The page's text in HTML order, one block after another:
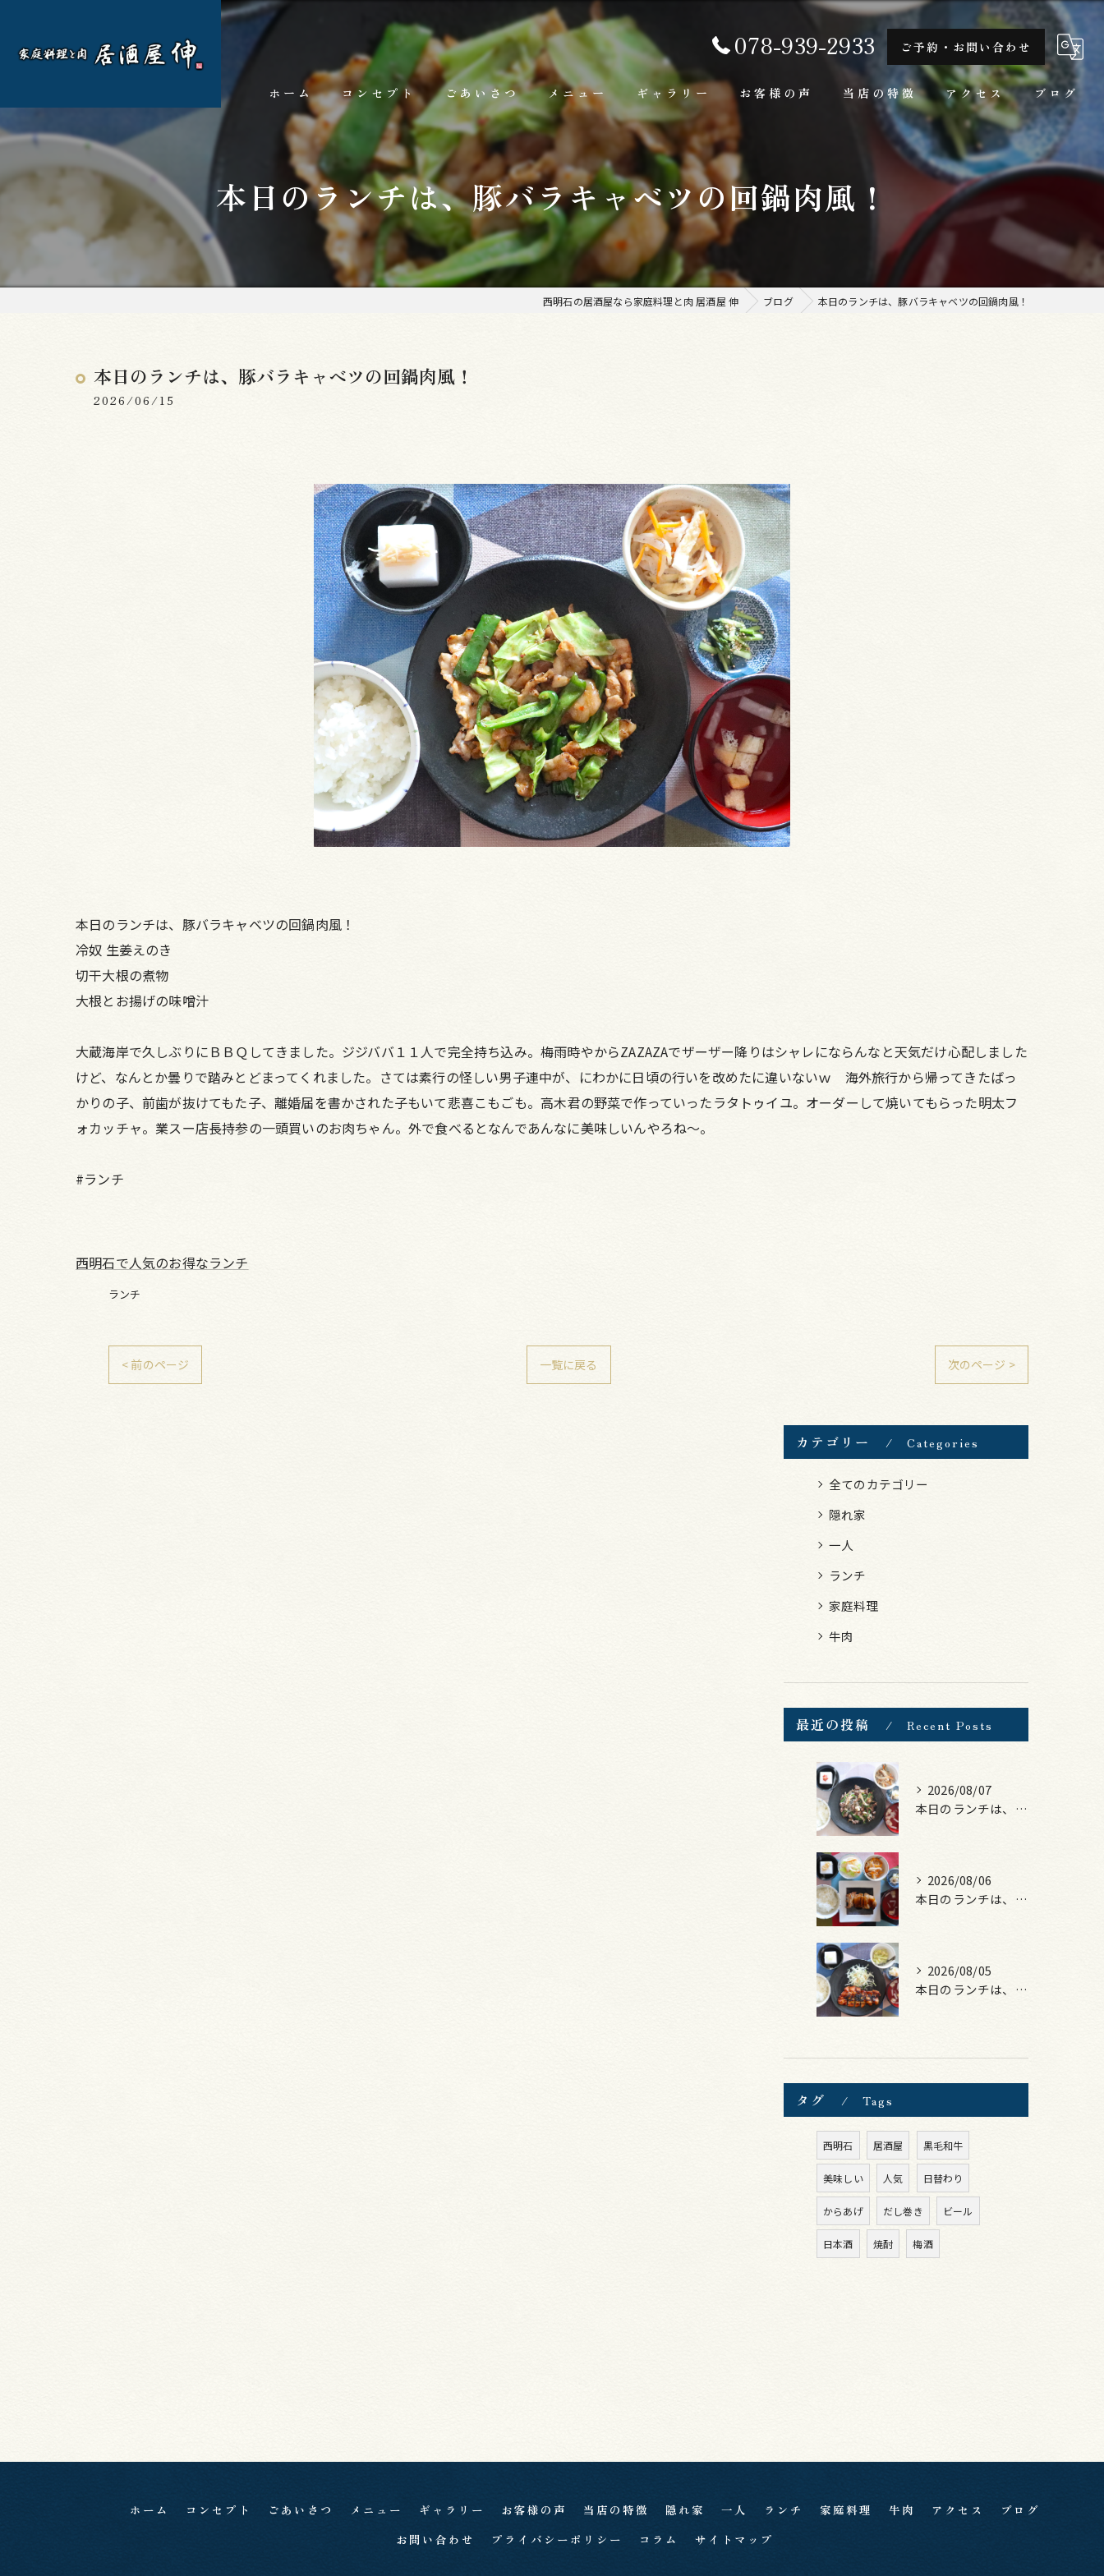
078-939-2933 ご予約・お問い合わせ
ホーム コンセプト ごあいさつ メニュー
ランチ
お料理
お飲み物
ギャラリー お客様の声 当店の特徴
隠れ家
ランチ
アクセス ブログ
本日のランチは、豚バラキャベツの回鍋肉風！
西明石の居酒屋なら家庭料理と肉 居酒屋 伸 ブログ 本日のランチは、豚バラキャベツの回鍋肉風！
本日のランチは、豚バラキャベツの回鍋肉風！
2026/06/15
本日のランチは、豚バラキャベツの回鍋肉風！
冷奴 生姜えのき
切干大根の煮物
大根とお揚げの味噌汁
大蔵海岸で久しぶりにＢＢＱしてきました。ジジババ１１人で完全持ち込み。梅雨時やからZAZAZAでザーザー降りはシャレにならんなと天気だけ心配しました
けど、なんとか曇りで踏みとどまってくれました。さては素行の怪しい男子連中が、にわかに日頃の行いを改めたに違いないｗ 海外旅行から帰ってきたばっ
かりの子、前歯が抜けてもた子、離婚届を書かされた子もいて悲喜こもごも。高木君の野菜で作っていったラタトゥイユ。オーダーして焼いてもらった明太フ
ォカッチャ。業スー店長持参の一頭買いのお肉ちゃん。外で食べるとなんであんなに美味しいんやろね～。
#ランチ
西明石で人気のお得なランチ
ランチ
< 前のページ 一覧に戻る 次のページ >
カテゴリー Categories
全てのカテゴリー
隠れ家
一人
ランチ
家庭料理
牛肉
最近の投稿 Recent Posts
2026/08/07
本日のランチは、黒毛和牛のチャプチェ！
2026/08/06
本日のランチは、照焼きチキン！
2026/08/05
本日のランチは、ロース豚カツ梅はさみ！
タグ Tags
西明石 居酒屋 黒毛和牛
美味しい 人気 日替わり
からあげ だし巻き ビール
日本酒 焼酎 梅酒
ホーム コンセプト ごあいさつ メニュー ギャラリー お客様の声 当店の特徴 隠れ家 一人 ランチ 家庭料理 牛肉 アクセス
ブログ
お問い合わせ
プライバシーポリシー コラム サイトマップ